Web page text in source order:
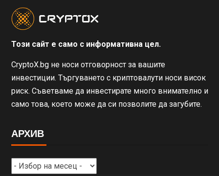
Този сайт е само с информативна цел.
CryptoX.bg не носи отговорност за вашите
инвестиции. Търгуването с криптовалути носи висок
риск. Съветваме да инвестирате много внимателно и
само това, което може да си позволите да загубите.
АРХИВ